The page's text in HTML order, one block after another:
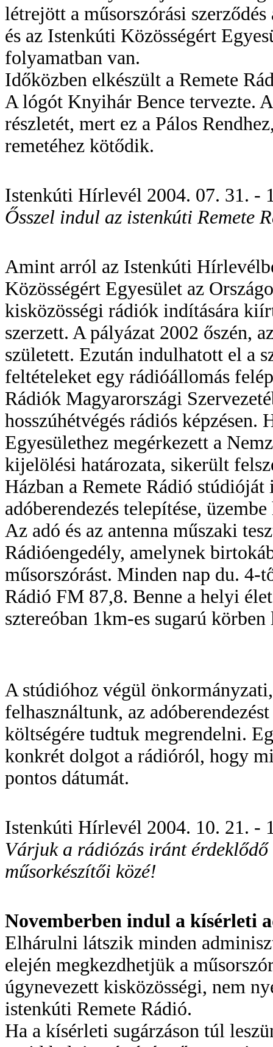
létrejött a műsorszórási
és az Istenkúti Közösségért
folyamatban van.
Időközben elkészült a Remete
A lógót Knyihár Bence tervezte.
részletét, mert ez a Pálos
remetéhez kötődik.
Istenkúti Hírlevél 2004. 07. 31. -
Ősszel indul az istenkúti Remete
Amint arról az Istenkúti
Közösségért Egyesület az
kisközösségi rádiók indítására
szerzett. A pályázat 2002 őszén,
született. Ezután indulhatott el a
feltételeket egy rádióállomás
Rádiók Magyarországi
hosszúhétvégés rádiós
Egyesülethez megérkezett a
kijelölési határozata, sikerült
Házban a Remete Rádió
adóberendezés telepítése,
Az adó és az antenna műszaki
Rádióengedély, amelynek
műsorszórást. Minden nap du.
Rádió FM 87,8. Benne a helyi
sztereóban 1km-es sugarú
A stúdióhoz végül
felhasználtunk, az
költségére tudtuk megrendelni.
konkrét dolgot a rádióról, hogy
pontos dátumát.
Istenkúti Hírlevél 2004. 10. 21. -
Várjuk a rádiózás iránt
műsorkészítői közé!
Novemberben indul a kísérleti
Elhárulni látszik minden
elején megkezdhetjük a
úgynevezett kisközösségi, nem
istenkúti Remete Rádió.
Ha a kísérleti sugárzáson túl